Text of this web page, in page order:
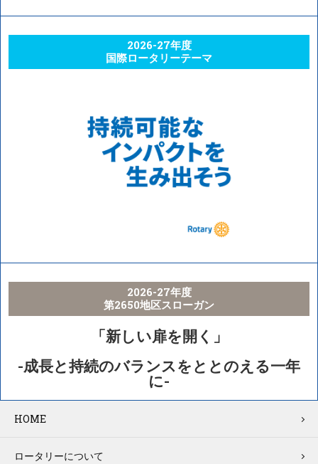
2026-27年度
国際ロータリーテーマ
2026-27年度
第2650地区スローガン
「新しい扉を開く」
-成長と持続のバランスをととのえる一年
に-
HOME
ロータリーについて